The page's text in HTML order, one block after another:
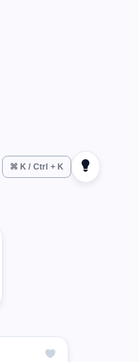
⌘ K / Ctrl + K